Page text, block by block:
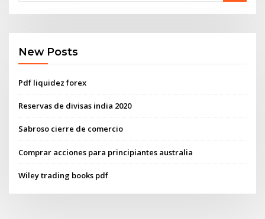
New Posts
Pdf liquidez forex
Reservas de divisas india 2020
Sabroso cierre de comercio
Comprar acciones para principiantes australia
Wiley trading books pdf